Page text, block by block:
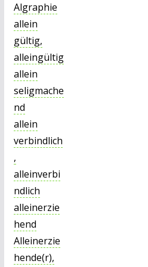
Algraphie
allein
gültig,
alleingültig
allein
seligmache
nd
allein
verbindlich
,
alleinverbi
ndlich
alleinerzie
hend
Alleinerzie
hende(r),